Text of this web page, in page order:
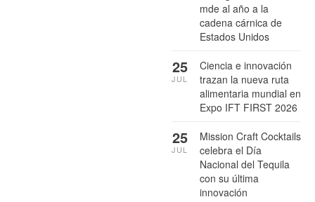
mde al año a la
cadena cárnica de
Estados Unidos
Ciencia e innovación
trazan la nueva ruta
alimentaria mundial en
Expo IFT FIRST 2026
25
JUL
Mission Craft Cocktails
celebra el Día
Nacional del Tequila
con su última
innovación
25
JUL